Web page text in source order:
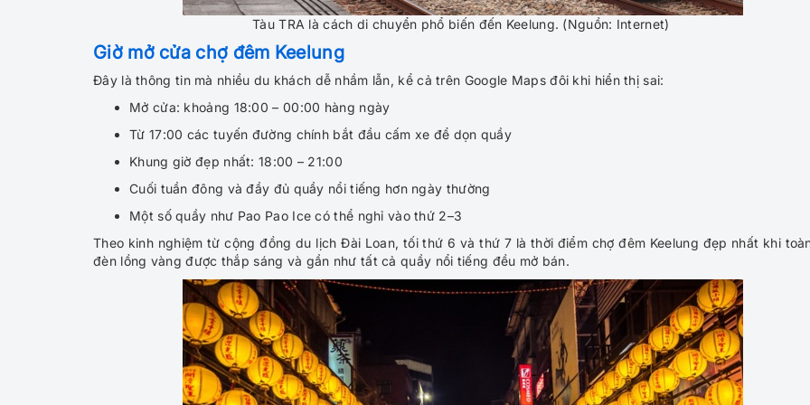
Tàu TRA là cách di chuyển phổ biến đến Keelung. (Nguồn: Internet)
Giờ mở cửa chợ đêm Keelung
Đây là thông tin mà nhiều du khách dễ nhầm lẫn, kể cả trên Google Maps đôi khi hiển thị sai:
Mở cửa: khoảng 18:00 – 00:00 hàng ngày
Từ 17:00 các tuyến đường chính bắt đầu cấm xe để dọn quầy
Khung giờ đẹp nhất: 18:00 – 21:00
Cuối tuần đông và đầy đủ quầy nổi tiếng hơn ngày thường
Một số quầy như Pao Pao Ice có thể nghỉ vào thứ 2–3
Theo kinh nghiệm từ cộng đồng du lịch Đài Loan, tối thứ 6 và thứ 7 là thời điểm chợ đêm Keelung đẹp nhất khi
đèn lồng vàng được thắp sáng và gần như tất cả quầy nổi tiếng đều mở bán.